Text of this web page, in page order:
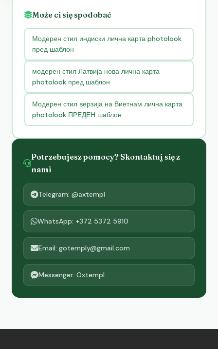
Może ci się spodobać
Модерен стил индиски лична карта photolook
пред шаблон
модерен стил Латвија нова лична карта
photolook пред шаблон
Модерен стил верзија на Виетнам лична карта
photolook ПРЕДЕН шаблон
Potrzebujesz pomocy? Skontaktuj się z
nami
Telegram: @axtempl
WhatsApp: +372 5372 5910
Email: gotemply@gmail.com
Messenger: Oxtempl